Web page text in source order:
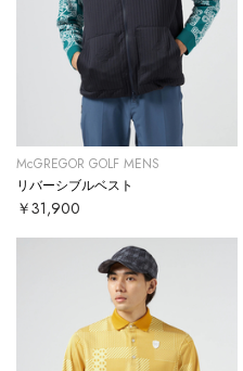
McGREGOR GOLF MENS
リバーシブルベスト
￥31,900